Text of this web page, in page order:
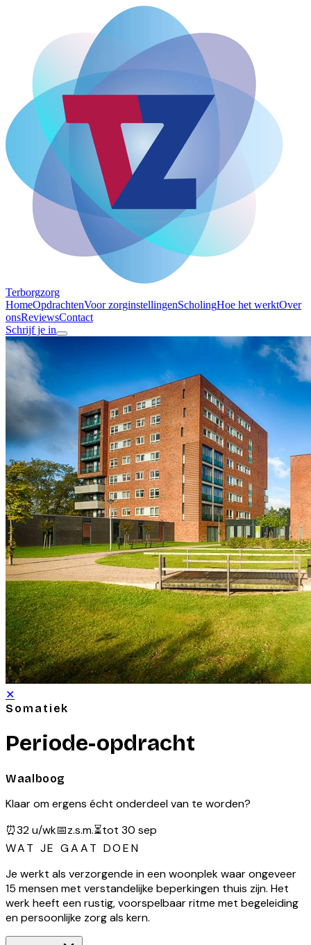
Terborgzorg
HomeOpdrachtenVoor zorginstellingenScholingHoe het werktOver
onsReviewsContact
Schrijf je in
✕
Somatiek
Periode-opdracht
Waalboog
Klaar om ergens écht onderdeel van te worden?
⏰32 u/wk📅z.s.m.⏳tot 30 sep
WAT JE GAAT DOEN
Je werkt als verzorgende in een woonplek waar ongeveer
15 mensen met verstandelijke beperkingen thuis zijn. Het
werk heeft een rustig, voorspelbaar ritme met begeleiding
en persoonlijke zorg als kern.